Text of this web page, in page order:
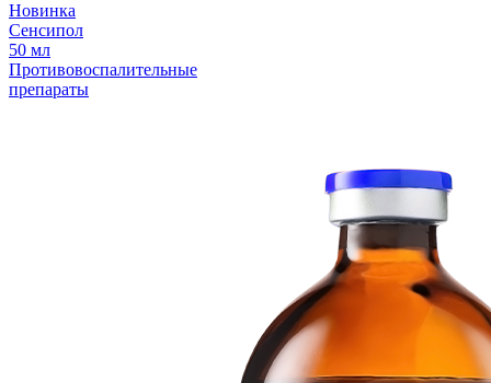
Новинка
Сенсипол
50 мл
Противовоспалительные
препараты